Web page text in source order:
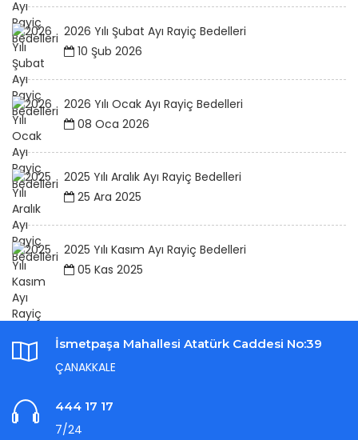
2026 Yılı Şubat Ayı Rayiç Bedelleri
10 Şub 2026
2026 Yılı Ocak Ayı Rayiç Bedelleri
08 Oca 2026
2025 Yılı Aralık Ayı Rayiç Bedelleri
25 Ara 2025
2025 Yılı Kasım Ayı Rayiç Bedelleri
05 Kas 2025
İsmetpaşa Mahallesi Atatürk Caddesi No:39
ÇANAKKALE
444 17 17
7/24